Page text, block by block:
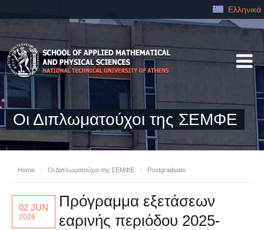
Ελληνικά
Οι Διπλωματούχοι της ΣΕΜΦΕ
Home / Οι Διπλωματούχοι της ΣΕΜΦΕ / Postgraduate
02 JUN
2026
Πρόγραμμα εξετάσεων
εαρινής περιόδου 2025-